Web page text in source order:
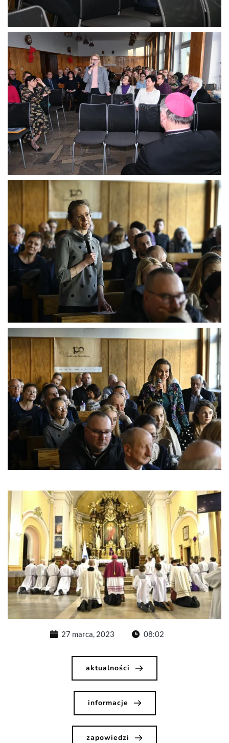
27 marca, 2023 08:02
aktualności
informacje
zapowiedzi